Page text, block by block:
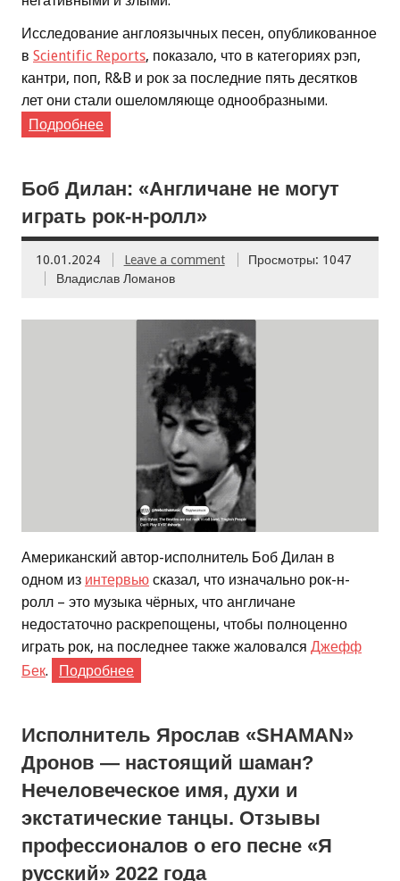
Исследование англоязычных песен, опубликованное
в Scientific Reports, показало, что в категориях рэп,
кантри, поп, R&B и рок за последние пять десятков
лет они стали ошеломляюще однообразными.
Подробнее
Боб Дилан: «Англичане не могут
играть рок-н-ролл»
10.01.2024 Leave a comment
Просмотры: 1047
Владислав Ломанов
Американский автор-исполнитель Боб Дилан в
одном из интервью сказал, что изначально рок-н-
ролл – это музыка чёрных, что англичане
недостаточно раскрепощены, чтобы полноценно
играть рок, на последнее также жаловался Джефф
Бек. Подробнее
Исполнитель Ярослав «SHAMAN»
Дронов — настоящий шаман?
Нечеловеческое имя, духи и
экстатические танцы. Отзывы
профессионалов о его песне «Я
русский» 2022 года